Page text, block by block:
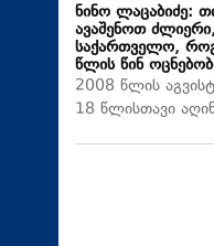
ნინო ლაცაბიძე:
ავაშენოთ
საქართველო,
წლის წინ
2008 წლის
18 წლისთავი